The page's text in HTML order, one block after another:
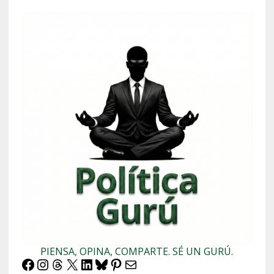
PIENSA, OPINA, COMPARTE. SÉ UN GURÚ.
Facebook
Instagram
Threads
X LinkedIn
Bluesky
Pinterest
Correo electrónico